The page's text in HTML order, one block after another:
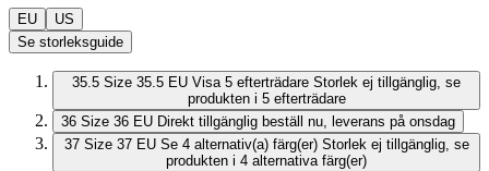
EU
US
Se storleksguide
35.5 Size 35.5 EU Visa 5 efterträdare Storlek ej tillgänglig, se
produkten i 5 efterträdare
36 Size 36 EU Direkt tillgänglig beställ nu, leverans på onsdag
37 Size 37 EU Se 4 alternativ(a) färg(er) Storlek ej tillgänglig, se
produkten i 4 alternativa färg(er)